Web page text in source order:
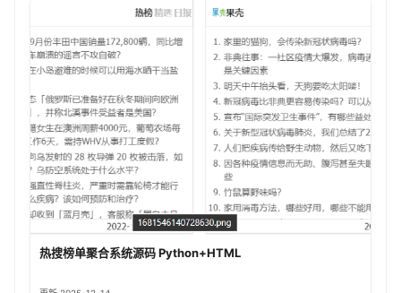
热搜榜单聚合系统源码 Python+HTML